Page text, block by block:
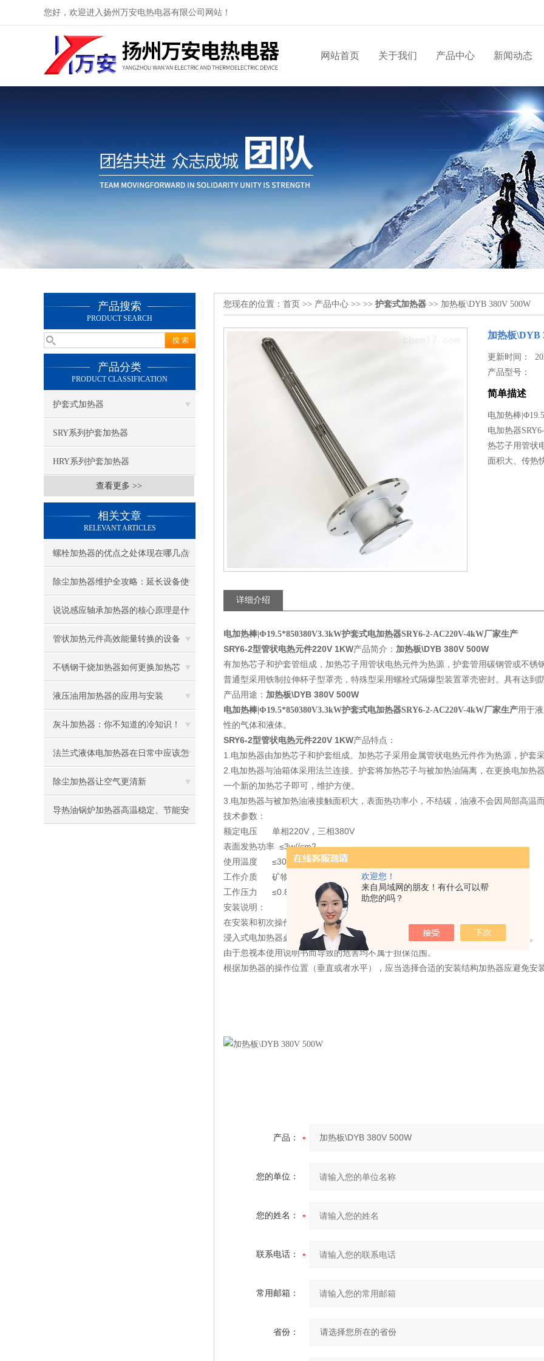
欢迎您！
来自局域网的朋友！有什么可以帮
助您的吗？
您好，欢迎进入扬州万安电热电器有限公司网站！
网站首页 关于我们 产品中心 新闻动态
产品搜索
PRODUCT SEARCH
产品分类
PRODUCT CLASSIFICATION
护套式加热器
SRY系列护套加热器
HRY系列护套加热器
查看更多 >>
相关文章
RELEVANT ARTICLES
螺栓加热器的优点之处体现在哪几点
除尘加热器维护全攻略：延长设备使
用寿命
说说感应轴承加热器的核心原理是什
么呢
管状加热元件高效能量转换的设备
不锈钢干烧加热器如何更换加热芯
液压油用加热器的应用与安装
灰斗加热器：你不知道的冷知识！
法兰式液体电加热器在日常中应该怎
样维护保养呢
除尘加热器让空气更清新
导热油锅炉加热器高温稳定、节能安
您现在的位置： 首页 >> 产品中心 >> >> 护套式加热器 >> 加热板\DYB 380V 500W
加热板\DYB
更新时间：
产品型号：
简单描述
电加热棒
电加热器
热芯子用管状
面积大、传热
详细介绍
电加热棒|Φ19.5*850380V3.3kW护套式电加热器SRY6-2-AC220V-4kW厂家生产
SRY6-2型管状电热元件220V 1KW产品简介： 加热板\DYB 380V 500W
有加热芯子和护套管组成，加热芯子用管状电热元件为热源，护套管用碳钢管或不
普通型采用铁制拉伸杯子型罩壳，特殊型采用螺栓式隔爆型装置罩壳密封。具有达到
产品用途： 加热板\DYB 380V 500W
电加热棒|Φ19.5*850380V3.3kW护套式电加热器SRY6-2-AC220V-4kW厂家生产用于
性的气体和液体。
SRY6-2型管状电热元件220V 1KW产品特点：
1.电加热器由加热芯子和护套组成。加热芯子采用金属管状电热元件作为热源，护套
2.电加热器与油箱体采用法兰连接。护套将加热芯子与被加热油隔离，在更换电加热
一个新的加热芯子即可，维护方便。
3.电加热器与被加热油液接触面积大，表面热功率小，不结碳，油液不会因局部高温
技术参数：
额定电压 单相220V，三相380V
表面发热功率 ≤3w//cm2
使用温度 ≤300℃
工作介质 矿物油
工作压力 ≤0.8Mpa
安装说明：
在安装和初次操作本外置式电加热器之前，应该仔细阅读安装说明。
浸入式电加热器必须由熟练的操作人员根据使用说明书、相关的规范和细节来安装。
由于忽视本使用说明书而导致的危害均不属于担保范围。
根据加热器的操作位置（垂直或者水平），应当选择合适的安装结构加热器应避免安
产品：
您的单位：
您的姓名：
联系电话：
常用邮箱：
省份：